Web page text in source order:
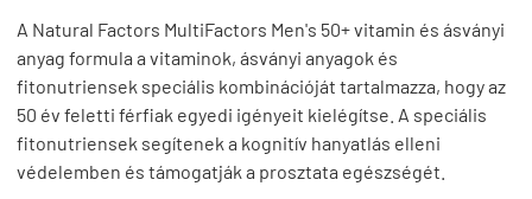
A Natural Factors MultiFactors Men's 50+ vitamin és ásványi
anyag formula a vitaminok, ásványi anyagok és
fitonutriensek speciális kombinációját tartalmazza, hogy az
50 év feletti férfiak egyedi igényeit kielégítse. A speciális
fitonutriensek segítenek a kognitív hanyatlás elleni
védelemben és támogatják a prosztata egészségét.